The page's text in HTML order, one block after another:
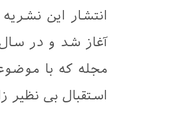
مجله که با
استقبال بی